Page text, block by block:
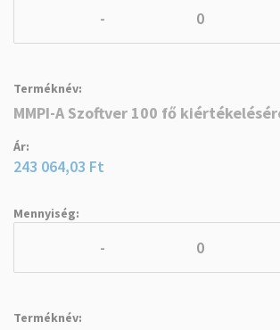
-
MMPI-A Szoftver 100 fő
243 064,03 Ft
-